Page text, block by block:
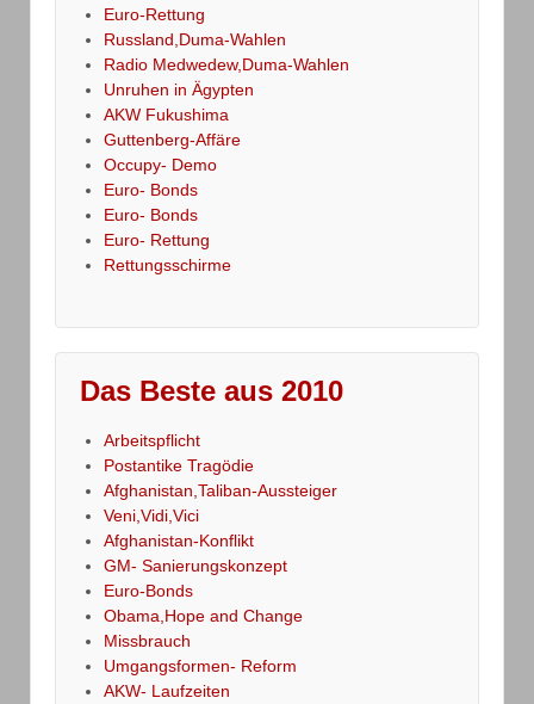
Euro-Rettung
Russland,Duma-Wahlen
Radio Medwedew,Duma-Wahlen
Unruhen in Ägypten
AKW Fukushima
Guttenberg-Affäre
Occupy- Demo
Euro- Bonds
Euro- Bonds
Euro- Rettung
Rettungsschirme
Das Beste aus 2010
Arbeitspflicht
Postantike Tragödie
Afghanistan,Taliban-Aussteiger
Veni,Vidi,Vici
Afghanistan-Konflikt
GM- Sanierungskonzept
Euro-Bonds
Obama,Hope and Change
Missbrauch
Umgangsformen- Reform
AKW- Laufzeiten